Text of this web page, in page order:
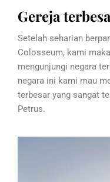
Gereja
Setelah seharian
Colosseum, kami
mengunjungi negara
negara ini kami mau
terbesar yang sangat
Petrus.